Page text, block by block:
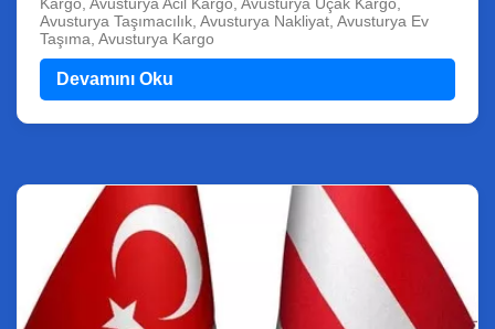
Avusturya Taşımacılık, Avusturya Nakliyat, Avusturya Ev
Taşıma, Avusturya Kargo
Devamını Oku